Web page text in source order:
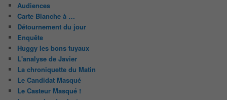
Audiences
Carte Blanche à …
Détournement du jour
Enquête
Huggy les bons tuyaux
L'analyse de Javier
La chroniquette du Matin
Le Candidat Masqué
Le Casteur Masqué !